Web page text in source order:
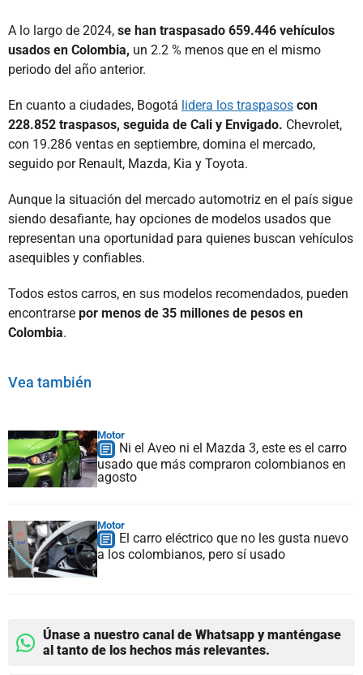
A lo largo de 2024, se han traspasado 659.446 vehículos
usados en Colombia, un 2.2 % menos que en el mismo
periodo del año anterior.
En cuanto a ciudades, Bogotá lidera los traspasos con
228.852 traspasos, seguida de Cali y Envigado. Chevrolet,
con 19.286 ventas en septiembre, domina el mercado,
seguido por Renault, Mazda, Kia y Toyota.
Aunque la situación del mercado automotriz en el país sigue
siendo desafiante, hay opciones de modelos usados que
representan una oportunidad para quienes buscan vehículos
asequibles y confiables.
Todos estos carros, en sus modelos recomendados, pueden
encontrarse por menos de 35 millones de pesos en
Colombia.
Vea también
Motor
Ni el Aveo ni el Mazda 3, este es el carro
usado que más compraron colombianos en
agosto
Motor
El carro eléctrico que no les gusta nuevo
a los colombianos, pero sí usado
Únase a nuestro canal de Whatsapp y manténgase
al tanto de los hechos más relevantes.